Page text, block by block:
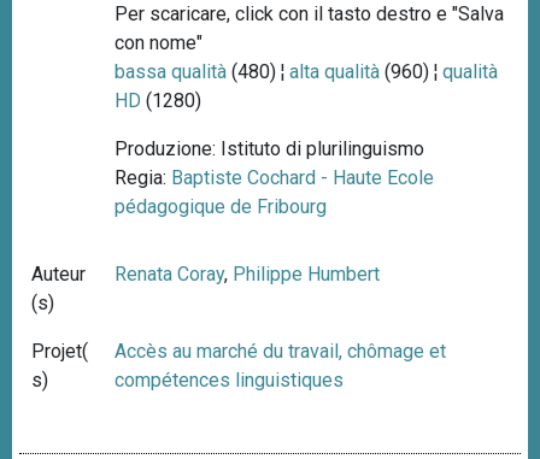
Per scaricare, click con il tasto destro e "Salva
con nome"
bassa qualità (480) ¦alta qualità (960) ¦qualità
HD (1280)
Produzione: Istituto di plurilinguismo
Regia: Baptiste Cochard - Haute Ecole
pédagogique de Fribourg
Auteur
(s)
Renata Coray, Philippe Humbert
Projet(
s)
Accès au marché du travail, chômage et
compétences linguistiques